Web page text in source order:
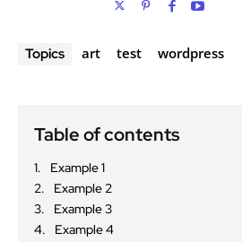
Topics art test wordpress
Table of contents
Example 1
Example 2
Example 3
Example 4